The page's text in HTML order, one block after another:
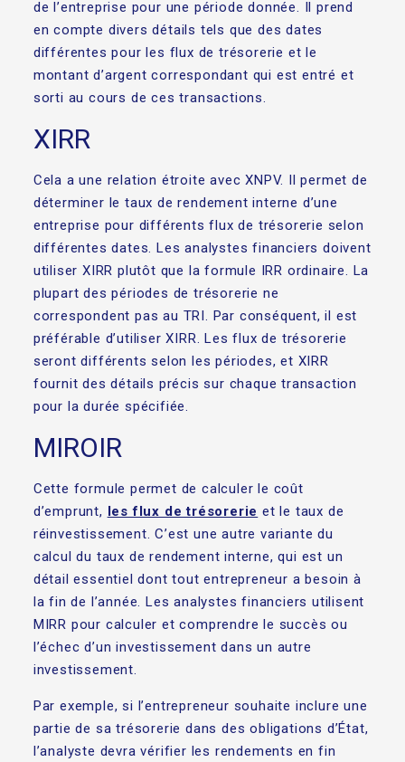
de l’entreprise pour une période donnée. Il prend
en compte divers détails tels que des dates
différentes pour les flux de trésorerie et le
montant d’argent correspondant qui est entré et
sorti au cours de ces transactions.
XIRR
Cela a une relation étroite avec XNPV. Il permet de
déterminer le taux de rendement interne d’une
entreprise pour différents flux de trésorerie selon
différentes dates. Les analystes financiers doivent
utiliser XIRR plutôt que la formule IRR ordinaire. La
plupart des périodes de trésorerie ne
correspondent pas au TRI. Par conséquent, il est
préférable d’utiliser XIRR. Les flux de trésorerie
seront différents selon les périodes, et XIRR
fournit des détails précis sur chaque transaction
pour la durée spécifiée.
MIROIR
Cette formule permet de calculer le coût
d’emprunt, les flux de trésorerie et le taux de
réinvestissement. C’est une autre variante du
calcul du taux de rendement interne, qui est un
détail essentiel dont tout entrepreneur a besoin à
la fin de l’année. Les analystes financiers utilisent
MIRR pour calculer et comprendre le succès ou
l’échec d’un investissement dans un autre
investissement.
Par exemple, si l’entrepreneur souhaite inclure une
partie de sa trésorerie dans des obligations d’État,
l’analyste devra vérifier les rendements en fin